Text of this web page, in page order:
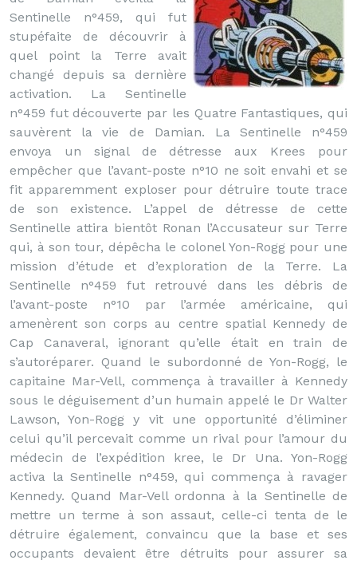
Sentinelle n°459, qui fut
stupéfaite de découvrir à
quel point la Terre avait
changé depuis sa dernière
activation. La Sentinelle
n°459 fut découverte par les Quatre Fantastiques, qui
sauvèrent la vie de Damian. La Sentinelle n°459
envoya un signal de détresse aux Krees pour
empêcher que l’avant-poste n°10 ne soit envahi et se
fit apparemment exploser pour détruire toute trace
de son existence. L’appel de détresse de cette
Sentinelle attira bientôt Ronan l’Accusateur sur Terre
qui, à son tour, dépêcha le colonel Yon-Rogg pour une
mission d’étude et d’exploration de la Terre. La
Sentinelle n°459 fut retrouvé dans les débris de
l’avant-poste n°10 par l’armée américaine, qui
amenèrent son corps au centre spatial Kennedy de
Cap Canaveral, ignorant qu’elle était en train de
s’autoréparer. Quand le subordonné de Yon-Rogg, le
capitaine Mar-Vell, commença à travailler à Kennedy
sous le déguisement d’un humain appelé le Dr Walter
Lawson, Yon-Rogg y vit une opportunité d’éliminer
celui qu’il percevait comme un rival pour l’amour du
médecin de l’expédition kree, le Dr Una. Yon-Rogg
activa la Sentinelle n°459, qui commença à ravager
Kennedy. Quand Mar-Vell ordonna à la Sentinelle de
mettre un terme à son assaut, celle-ci tenta de le
détruire également, convaincu que la base et ses
occupants devaient être détruits pour assurer sa